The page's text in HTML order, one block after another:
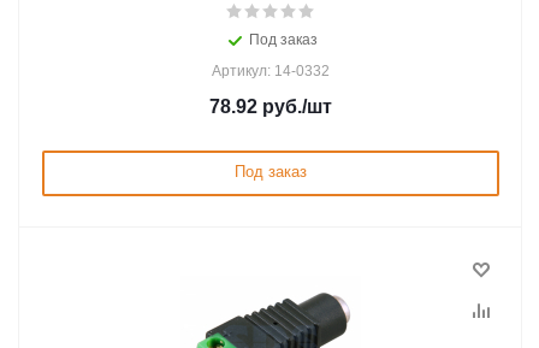
Под заказ
Артикул: 14-0332
78.92 руб./шт
Под заказ